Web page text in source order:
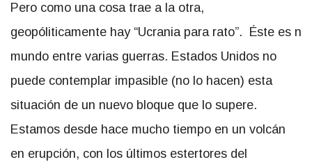
Pero como una cosa trae a la otra,
geopóliticamente hay “Ucrania para rato”. Éste es n
mundo entre varias guerras. Estados Unidos no
puede contemplar impasible (no lo hacen) esta
situación de un nuevo bloque que lo supere.
Estamos desde hace mucho tiempo en un volcán
en erupción, con los últimos estertores del